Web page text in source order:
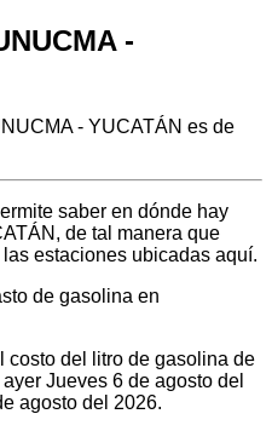
-
- YUCATÁN es de
saber en dónde hay
de tal manera que
estaciones ubicadas aquí.
de gasolina en
costo del litro de gasolina de
Jueves 6 de agosto del
agosto del 2026.